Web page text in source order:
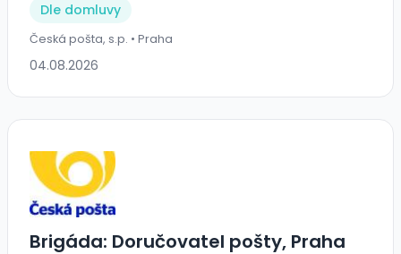
Dle domluvy
Česká pošta, s.p. • Praha
04.08.2026
Brigáda: Doručovatel pošty, Praha